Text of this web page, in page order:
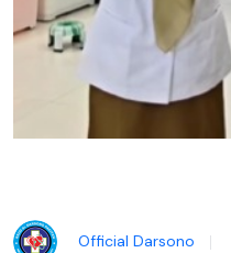
Official Darsono